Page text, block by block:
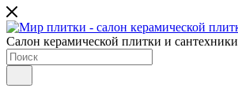
Салон керамической плитки и сантехники